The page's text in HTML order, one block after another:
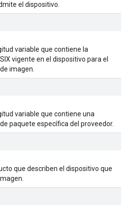
el dispositivo.
variable que contiene la
vigente en el dispositivo para el
imagen.
variable que contiene una
paquete específica del proveedor.
que describen el dispositivo que